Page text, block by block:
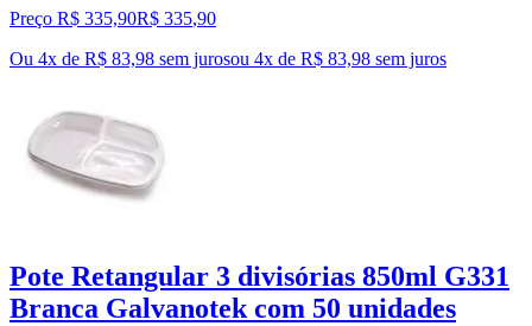
Preço R$ 335,90R$ 335,90
Ou 4x de R$ 83,98 sem jurosou 4x de R$ 83,98 sem juros
Pote Retangular 3 divisórias 850ml G331
Branca Galvanotek com 50 unidades